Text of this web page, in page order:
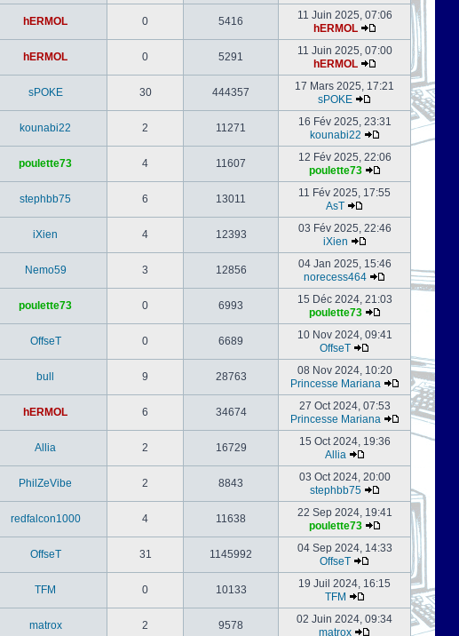
hERMOL 0 5416
11 Juin 2025, 07:06
hERMOL
hERMOL 0 5291
11 Juin 2025, 07:00
hERMOL
sPOKE 30 444357
17 Mars 2025, 17:21
sPOKE
kounabi22 2 11271
16 Fév 2025, 23:31
kounabi22
poulette73 4 11607
12 Fév 2025, 22:06
poulette73
stephbb75 6 13011
11 Fév 2025, 17:55
AsT
iXien 4 12393
03 Fév 2025, 22:46
iXien
Nemo59 3 12856
04 Jan 2025, 15:46
norecess464
poulette73 0 6993
15 Déc 2024, 21:03
poulette73
OffseT 0 6689
10 Nov 2024, 09:41
OffseT
bull 9 28763
08 Nov 2024, 10:20
Princesse Mariana
hERMOL 6 34674
27 Oct 2024, 07:53
Princesse Mariana
Allia 2 16729
15 Oct 2024, 19:36
Allia
PhilZeVibe 2 8843
03 Oct 2024, 20:00
stephbb75
redfalcon1000 4 11638
22 Sep 2024, 19:41
poulette73
OffseT 31 1145992
04 Sep 2024, 14:33
OffseT
TFM 0 10133
19 Juil 2024, 16:15
TFM
matrox 2 9578
02 Juin 2024, 09:34
matrox